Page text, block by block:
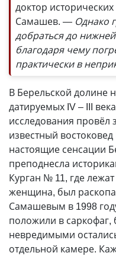
доктор
Самашев. — Однако
добраться до
благодаря чему
практически в
В Берельской долине
датируемых IV – III
исследования провёл
известный
настоящие сенсации
преподнесла
Курган № 11, где
женщина, был
Самашевым в 1998
положили в
невредимыми
отдельной камере.